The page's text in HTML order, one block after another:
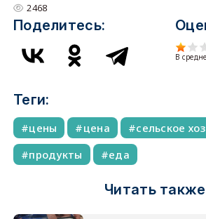
2468
Поделитесь:
В
Теги:
цены цена
сельское
продукты
еда
Читать